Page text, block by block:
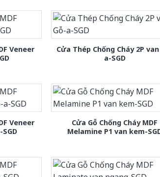
Veneer
Cửa Thép Chống Cháy 2P
a-SGD
Veneer
Cửa Gỗ Chống Cháy MDF
Melamine P1 van kem-